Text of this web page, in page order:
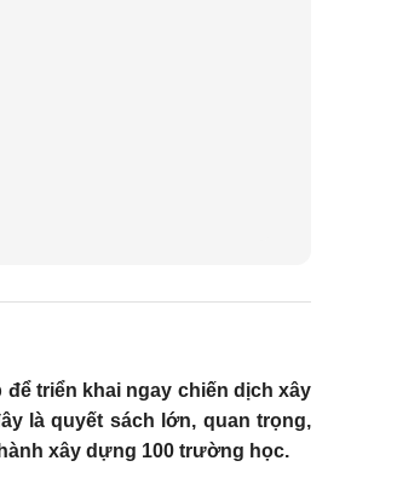
triển khai ngay chiến dịch xây
là quyết sách lớn, quan trọng,
xây dựng 100 trường học.